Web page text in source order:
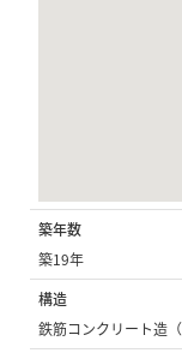
築年数
築19年
構造
鉄筋コンクリート造（